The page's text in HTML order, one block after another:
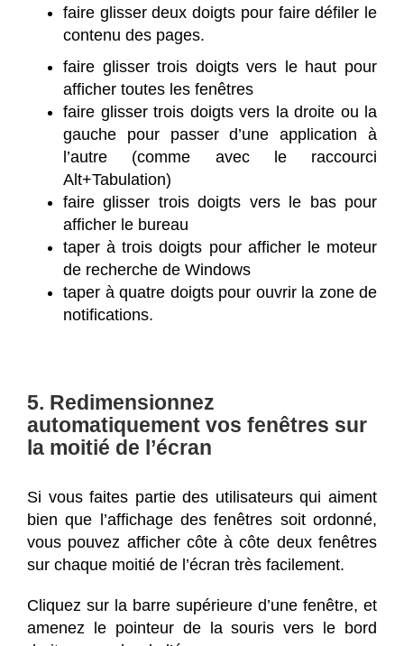
faire glisser deux doigts pour faire défiler le
contenu des pages.
faire glisser trois doigts vers le haut pour
afficher toutes les fenêtres
faire glisser trois doigts vers la droite ou la
gauche pour passer d’une application à
l’autre (comme avec le raccourci
Alt+Tabulation)
faire glisser trois doigts vers le bas pour
afficher le bureau
taper à trois doigts pour afficher le moteur
de recherche de Windows
taper à quatre doigts pour ouvrir la zone de
notifications.
5. Redimensionnez
automatiquement vos fenêtres sur
la moitié de l’écran
Si vous faites partie des utilisateurs qui aiment
bien que l’affichage des fenêtres soit ordonné,
vous pouvez afficher côte à côte deux fenêtres
sur chaque moitié de l’écran très facilement.
Cliquez sur la barre supérieure d’une fenêtre, et
amenez le pointeur de la souris vers le bord